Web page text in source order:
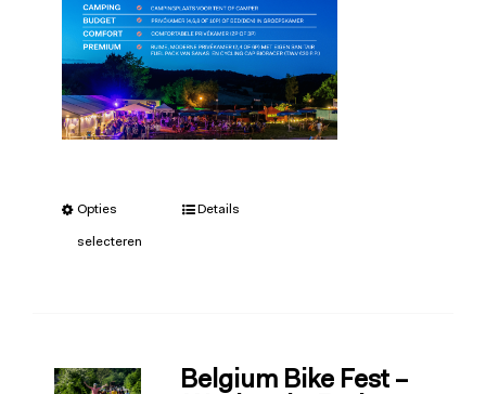
Opties
selecteren
Details
Belgium Bike Fest –